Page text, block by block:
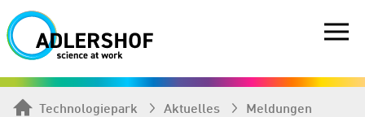
Technologiepark Aktuelles Meldungen